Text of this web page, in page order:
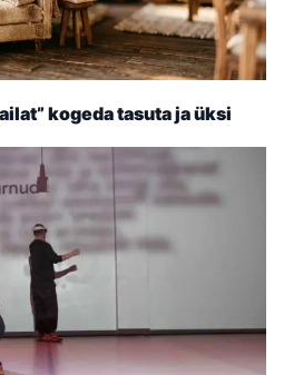
kogeda tasuta ja üksi